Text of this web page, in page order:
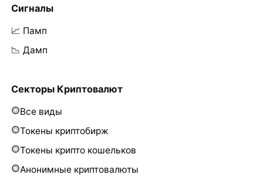
Сигналы
📈 Памп
📉 Дамп
Секторы Криптовалют
Все виды
Токены криптобирж
Токены крипто кошельков
Анонимные криптовалюты